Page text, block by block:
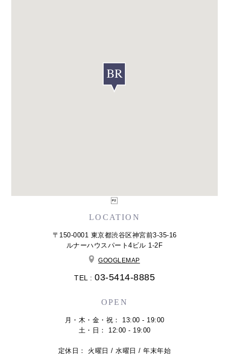
LOCATION
〒150-0001 東京都渋谷区神宮前3-35-16
ルナーハウスパート4ビル 1-2F
GOOGLEMAP
TEL : 03-5414-8885
OPEN
月・木・金・祝： 13:00 - 19:00
土・日： 12:00 - 19:00
定休日： 火曜日 / 水曜日 / 年末年始